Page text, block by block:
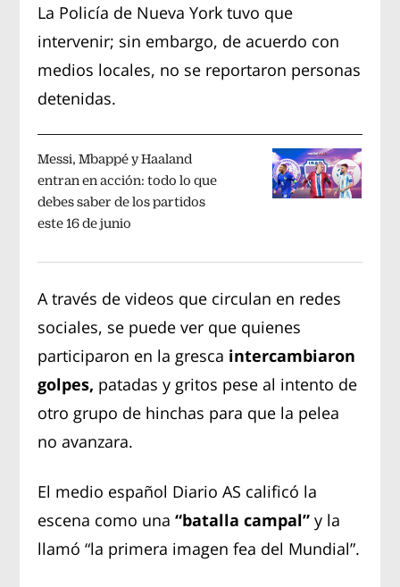
La Policía de Nueva York tuvo que
intervenir; sin embargo, de acuerdo con
medios locales, no se reportaron personas
detenidas.
Messi, Mbappé y Haaland
entran en acción: todo lo que
debes saber de los partidos
este 16 de junio
A través de videos que circulan en redes
sociales, se puede ver que quienes
participaron en la gresca intercambiaron
golpes, patadas y gritos pese al intento de
otro grupo de hinchas para que la pelea
no avanzara.
El medio español Diario AS calificó la
escena como una “batalla campal”y la
llamó “la primera imagen fea del Mundial”.